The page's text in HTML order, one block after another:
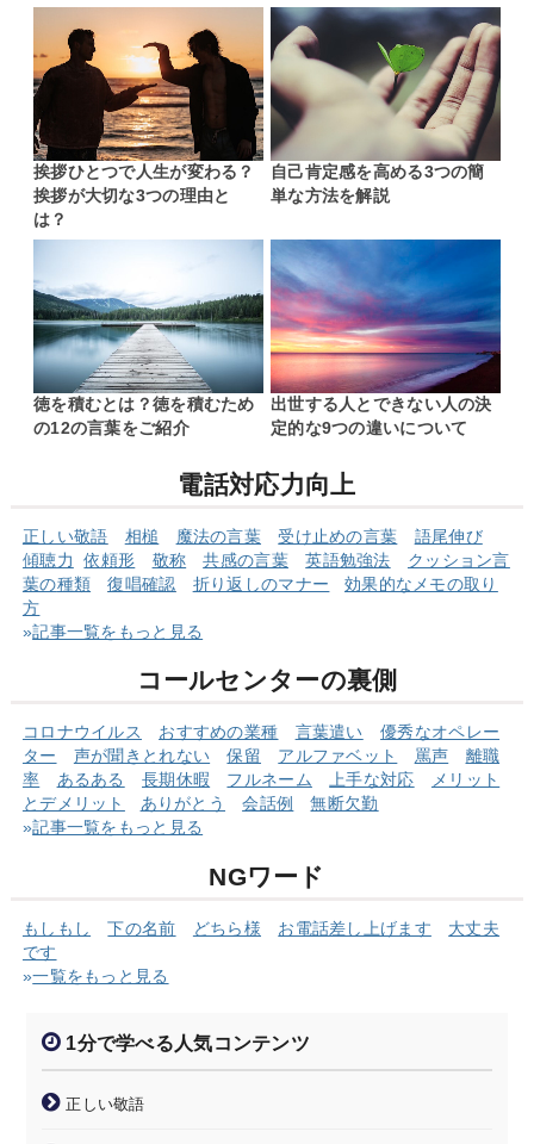
挨拶ひとつで人生が変わる？
挨拶が大切な3つの理由と
は？
自己肯定感を高める3つの簡
単な方法を解説
徳を積むとは？徳を積むため
の12の言葉をご紹介
出世する人とできない人の決
定的な9つの違いについて
電話対応力向上
正しい敬語 相槌 魔法の言葉 受け止めの言葉
語尾伸び
傾聴力
依頼形 敬称 共感の言葉 英語勉強法 クッショ ン言
葉の種類 復唱確認 折り返しのマナー
効果的なメモの取り
方
»記事一覧をもっと見る
コールセンターの裏側
コロナウイルス おすすめの業種 言葉遣い
優秀なオペレー
ター
声が聞きとれない 保留 アルファベット 罵声
離職
率
あるある 長期休暇 フルネーム 上手な対応
メリット
とデメリット
ありがとう 会話例
無断欠勤
»記事一覧をもっと見る
NGワード
もしもし 下の名前 どちら様 お電話差し上げます
大丈夫
です
»一覧をもっと見る
1分で学べる人気コンテンツ
正しい敬語